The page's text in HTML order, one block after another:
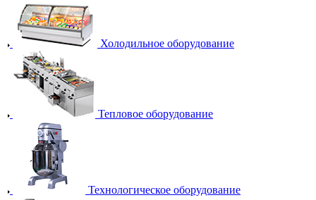
Холодильное оборудование
Тепловое оборудование
Технологическое оборудование